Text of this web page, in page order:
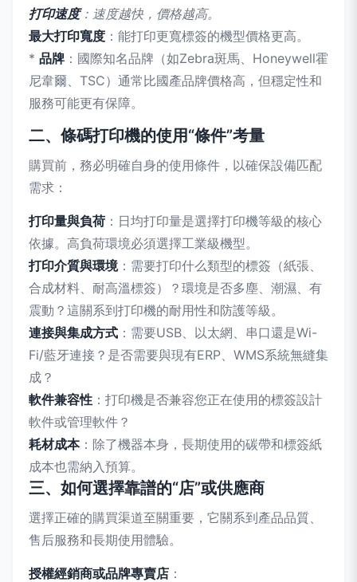
打印速度：速度越快，價格越高。
最大打印寬度 ：能打印更寬標簽的機型價格更高。
* 品牌 ：國際知名品牌（如Zebra斑馬、Honeywell霍
尼韋爾、TSC）通常比國產品牌價格高，但穩定性和
服務可能更有保障。
二、條碼打印機的使用“條件”考量
購買前，務必明確自身的使用條件，以確保設備匹配
需求：
打印量與負荷 ：日均打印量是選擇打印機等級的核心
依據。高負荷環境必須選擇工業級機型。
打印介質與環境：需要打印什么類型的標簽（紙張、
合成材料、耐高溫標簽）？環境是否多塵、潮濕、有
震動？這關系到打印機的耐用性和防護等級。
連接與集成方式 ：需要USB、以太網、串口還是Wi-
Fi/藍牙連接？是否需要與現有ERP、WMS系統無縫集
成？
軟件兼容性 ：打印機是否兼容您正在使用的標簽設計
軟件或管理軟件？
耗材成本：除了機器本身，長期使用的碳帶和標簽紙
成本也需納入預算。
三、如何選擇靠譜的“店”或供應商
選擇正確的購買渠道至關重要，它關系到產品品質、
售后服務和長期使用體驗。
授權經銷商或品牌專賣店 ：